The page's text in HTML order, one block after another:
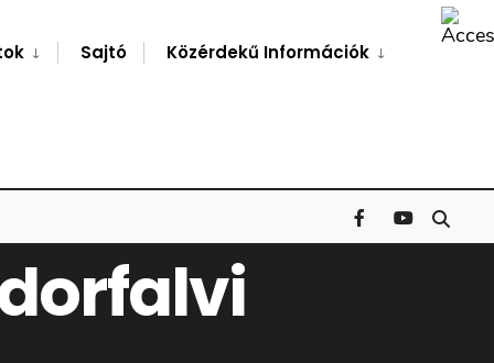
Sajtó Közérdekű Információk
Window